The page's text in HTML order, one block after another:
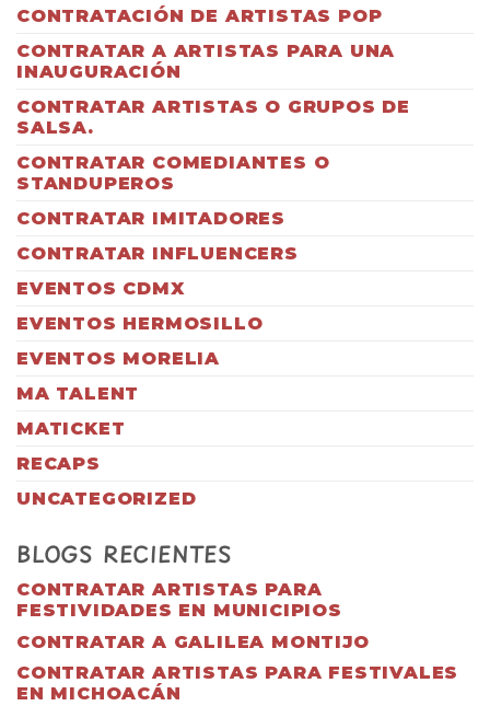
CONTRATACIÓN DE ARTISTAS POP
CONTRATAR A ARTISTAS PARA UNA
INAUGURACIÓN
CONTRATAR ARTISTAS O GRUPOS DE
SALSA.
CONTRATAR COMEDIANTES O
STANDUPEROS
CONTRATAR IMITADORES
CONTRATAR INFLUENCERS
EVENTOS CDMX
EVENTOS HERMOSILLO
EVENTOS MORELIA
MA TALENT
MATICKET
RECAPS
UNCATEGORIZED
BLOGS RECIENTES
CONTRATAR ARTISTAS PARA
FESTIVIDADES EN MUNICIPIOS
CONTRATAR A GALILEA MONTIJO
CONTRATAR ARTISTAS PARA FESTIVALES
EN MICHOACÁN